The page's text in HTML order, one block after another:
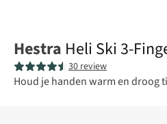
Hestra Heli Ski 3-
30 review
Houd je handen warm en droog